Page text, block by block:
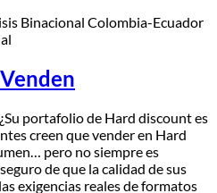
Binacional Colombia-Ecuador
portafolio de Hard discount es
creen que vender en Hard
pero no siempre es
de que la calidad de sus
exigencias reales de formatos